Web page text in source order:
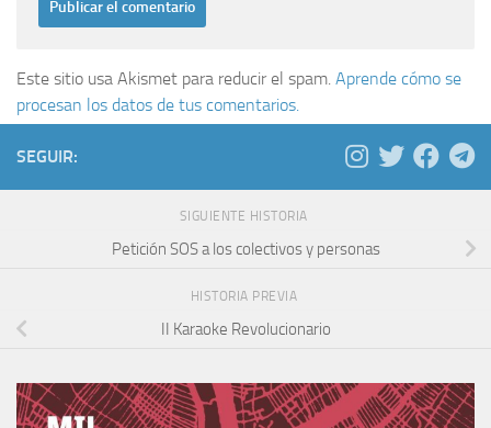
Este sitio usa Akismet para reducir el spam. Aprende cómo se
procesan los datos de tus comentarios.
SEGUIR:
SIGUIENTE HISTORIA
Petición SOS a los colectivos y personas
HISTORIA PREVIA
II Karaoke Revolucionario